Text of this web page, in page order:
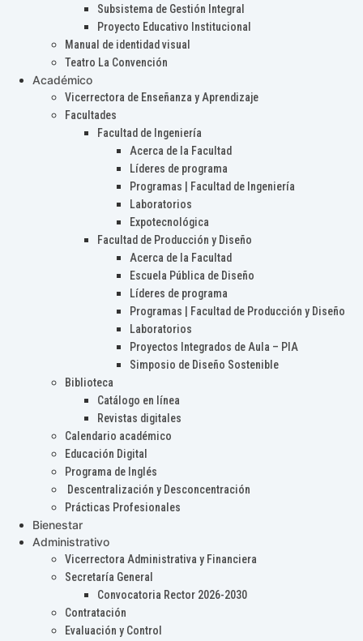
Subsistema de Gestión Integral
Proyecto Educativo Institucional
Manual de identidad visual
Teatro La Convención
Académico
Vicerrectora de Enseñanza y Aprendizaje
Facultades
Facultad de Ingeniería
Acerca de la Facultad
Líderes de programa
Programas | Facultad de Ingeniería
Laboratorios
Expotecnológica
Facultad de Producción y Diseño
Acerca de la Facultad
Escuela Pública de Diseño
Líderes de programa
Programas | Facultad de Producción y Diseño
Laboratorios
Proyectos Integrados de Aula – PIA
Simposio de Diseño Sostenible
Biblioteca
Catálogo en línea
Revistas digitales
Calendario académico
Educación Digital
Programa de Inglés
Descentralización y Desconcentración
Prácticas Profesionales
Bienestar
Administrativo
Vicerrectora Administrativa y Financiera
Secretaría General
Convocatoria Rector 2026-2030
Contratación
Evaluación y Control